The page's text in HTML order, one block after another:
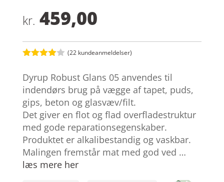
kr. 459,00
ud af 5
baseret
på
kundebed
ømmelse
r
(22 kundeanmeldelser)
Dyrup Robust Glans 05 anvendes til
indendørs brug på vægge af tapet, puds,
gips, beton og glasvæv/filt.
Det giver en flot og flad overfladestruktur
med gode reparationsegenskaber.
Produktet er alkalibestandig og vaskbar.
Malingen fremstår mat med god ved …
læs mere her